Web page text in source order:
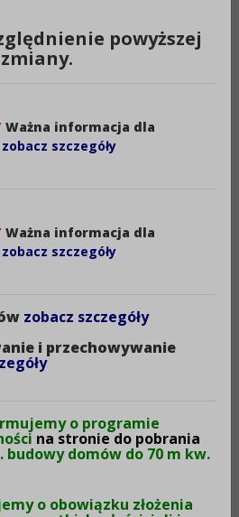
Kuj.,
alarmowy 997 lub 112
marta.bialkowska-
Stacja Sanitarno –
Kuj.,
obywatela: +48 222 500 115
powyższej
zmiany.
Ważna informacja dla
zobacz szczegóły
Ważna informacja dla
zobacz szczegóły
zobacz szczegóły
i przechowywanie
o programie
na stronie do pobrania
domów do 70 m kw.
o obowiązku złożenia